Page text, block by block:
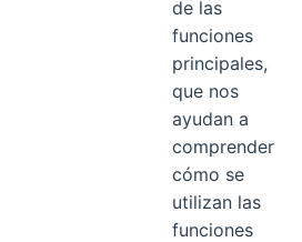
de las
funciones
principales,
que nos
ayudan a
comprender
cómo se
utilizan las
funciones